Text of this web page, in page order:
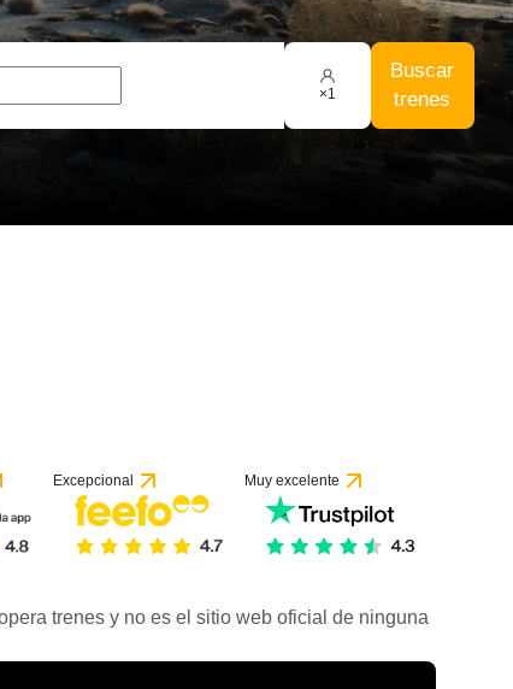
×1
Buscar
trenes
Excepcional Muy excelente
trenes y no es el sitio web oficial de ninguna